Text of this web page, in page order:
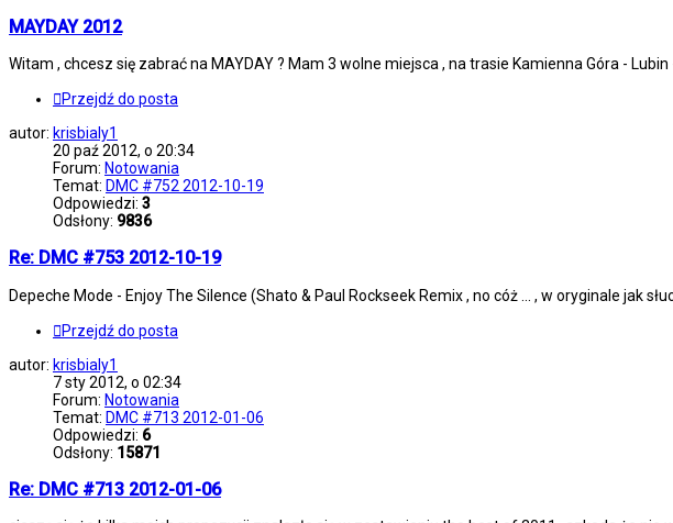
MAYDAY 2012
Witam , chcesz się zabrać na MAYDAY ? Mam 3 wolne miejsca , na trasie Kamienna Góra -
Przejdź do posta
autor: krisbialy1
20 paź 2012, o 20:34
Forum: Notowania
Temat: DMC #752 2012-10-19
Odpowiedzi: 3
Odsłony: 9836
Re: DMC #753 2012-10-19
Depeche Mode - Enjoy The Silence (Shato & Paul Rockseek Remix , no cóż ... , w oryginale jak
Przejdź do posta
autor: krisbialy1
7 sty 2012, o 02:34
Forum: Notowania
Temat: DMC #713 2012-01-06
Odpowiedzi: 6
Odsłony: 15871
Re: DMC #713 2012-01-06